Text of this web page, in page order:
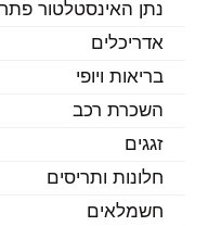
נתן האינסטלטור
אדריכלים
בריאות ויופי
השכרת רכב
זגגים
חלונות ותריסים
חשמלאים